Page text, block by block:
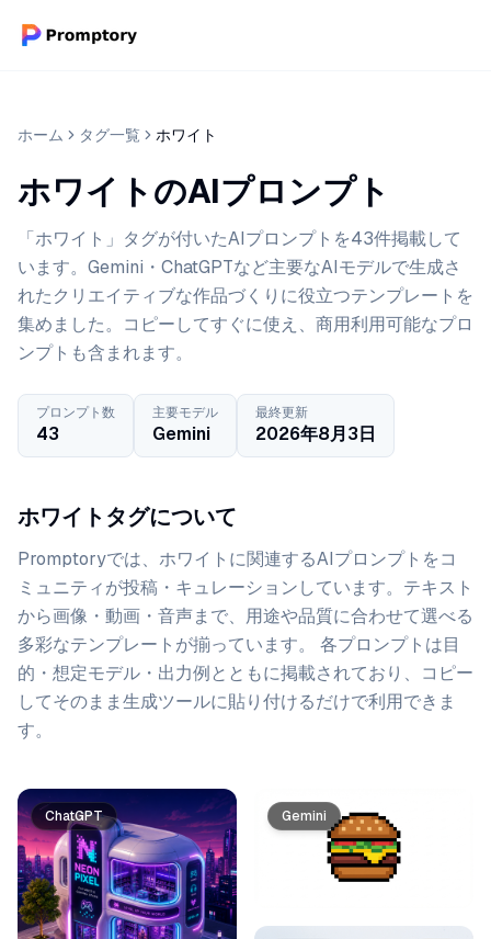
ホーム タグ一覧 ホワイト
ホワイトのAIプロンプト
「ホワイト」タグが付いたAIプロンプトを43件掲載して
います。Gemini・ChatGPTなど主要なAIモデルで生成さ
れたクリエイティブな作品づくりに役立つテンプレートを
集めました。コピーしてすぐに使え、商用利用可能なプロ
ンプトも含まれます。
プロンプト数
43
主要モデル
Gemini
最終更新
2026年8月3日
ホワイトタグについて
Promptoryでは、 ホワイト に関連するAIプロンプトをコ
ミュニティが投稿・キュレーションしています。 テキスト
から画像・動画・音声まで、用途や品質に合わせて選べる
多彩なテンプレートが揃っています。 各プロンプトは目
的・想定モデル・出力例とともに掲載されており、コピー
してそのまま生成ツールに貼り付けるだけで利用できま
す。
プロンプト一覧
ChatGPT Gemini